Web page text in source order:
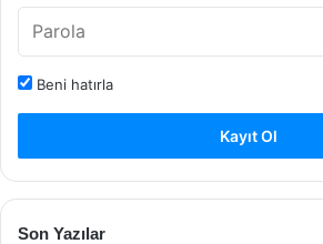
Beni hatırla
Kayıt Ol
Son Yazılar